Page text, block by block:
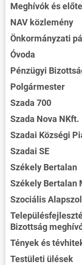
Meghívók és
NAV közlemény
Önkormányzati
Óvoda
Pénzügyi
Polgármester
Szada 700
Szada Nova NKft.
Szadai Községi
Szadai SE
Székely Bertalan
Székely Bertalan
Szociális
Bizottság
Tények és
Testületi ülések